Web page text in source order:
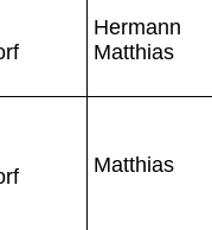
Hermann
Matthias
Matthias